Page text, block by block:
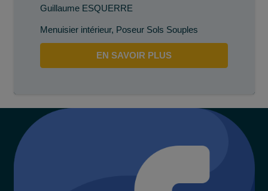
Guillaume ESQUERRE
Menuisier intérieur, Poseur Sols Souples
EN SAVOIR PLUS